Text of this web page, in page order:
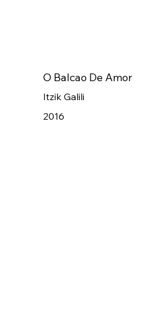
O Balcao De Amor
Itzik Galili
2016